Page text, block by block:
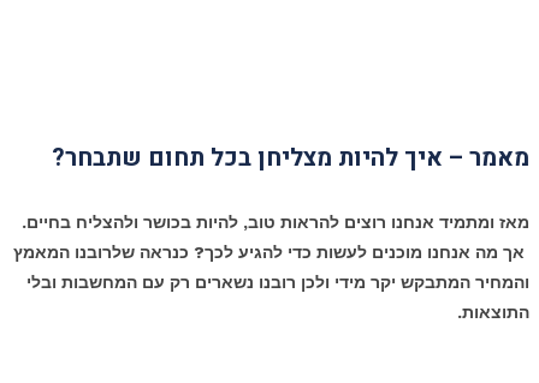
מאמר – איך להיות מצליחן בכל תחום שתבחר?
מאז ומתמיד אנחנו רוצים להראות טוב, להיות בכושר ולהצליח בחיים.
אך מה אנחנו מוכנים לעשות כדי להגיע לכך? כנראה שלרובנו המאמץ
והמחיר המתבקש יקר מידי ולכן רובנו נשארים רק עם המחשבות ובלי
התוצאות.